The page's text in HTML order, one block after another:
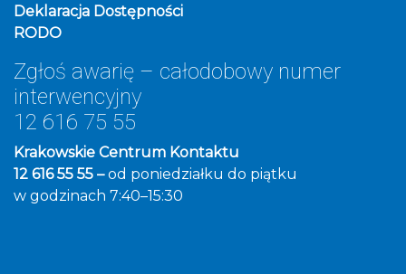
Deklaracja Dostępności
RODO
Zgłoś awarię – całodobowy numer
interwencyjny
12 616 75 55
Krakowskie Centrum Kontaktu
12 616 55 55 –od poniedziałku do piątku
w godzinach 7:40–15:30